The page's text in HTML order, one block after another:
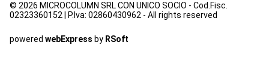
© 2026 MICROCOLUMN SRL CON UNICO SOCIO - Cod.Fisc.
02323360152 | P.Iva: 02860430962 - All rights reserved
powered webExpress by RSoft